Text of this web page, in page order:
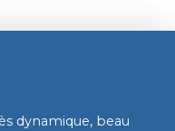
dynamique, beau